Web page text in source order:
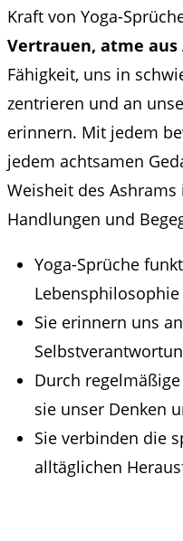
Kraft von Yoga-
Vertrauen, atme aus
Fähigkeit, uns in
zentrieren und an
erinnern. Mit jedem
jedem achtsamen
Weisheit des
Handlungen und
Yoga-Sprüche
Sie erinnern uns
Durch
sie unser Denken
Sie verbinden die
alltäglichen